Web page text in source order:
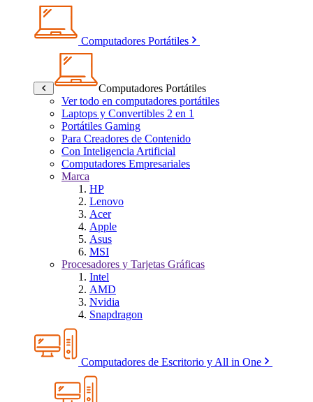
Computadores Portátiles
Computadores Portátiles
Ver todo en computadores portátiles
Laptops y Convertibles 2 en 1
Portátiles Gaming
Para Creadores de Contenido
Con Inteligencia Artificial
Computadores Empresariales
Marca
HP
Lenovo
Acer
Apple
Asus
MSI
Procesadores y Tarjetas Gráficas
Intel
AMD
Nvidia
Snapdragon
Computadores de Escritorio y All in One